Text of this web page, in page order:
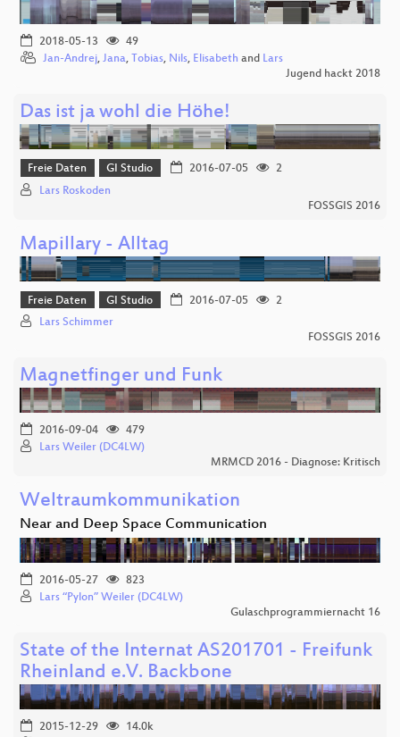
2018-05-13
49
Jan-Andrej, Jana, Tobias, Nils, Elisabeth and Lars
Jugend hackt 2018
Das ist ja wohl die Höhe!
Freie Daten GI Studio 2016-07-05
2
Lars Roskoden
FOSSGIS 2016
Mapillary - Alltag
Freie Daten GI Studio 2016-07-05
2
Lars Schimmer
FOSSGIS 2016
Magnetfinger und Funk
2016-09-04
479
Lars Weiler (DC4LW)
MRMCD 2016 - Diagnose: Kritisch
Weltraumkommunikation
Near and Deep Space Communication
2016-05-27
823
Lars “Pylon” Weiler (DC4LW)
Gulaschprogrammiernacht 16
State of the Internat AS201701 - Freifunk
Rheinland e.V. Backbone
2015-12-29
14.0k